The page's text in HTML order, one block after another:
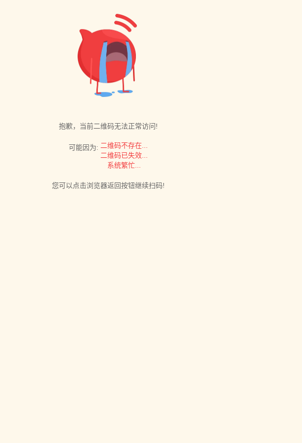
抱歉，当前二维码无法正常访问!
可能因为: 二维码不存在...
二维码已失效...
系统繁忙...
您可以点击浏览器返回按钮继续扫码!